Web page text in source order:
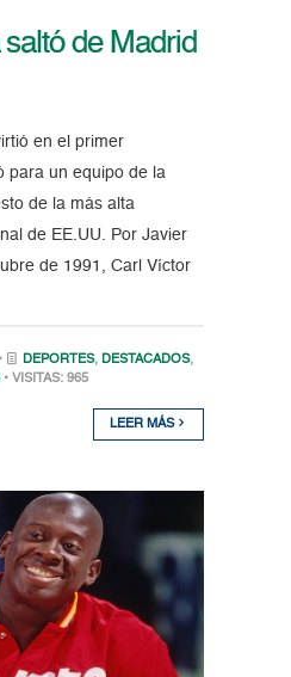
de Madrid
en el primer
para un equipo de la
de la más alta
de EE.UU. Por Javier
de 1991, Carl Víctor
DEPORTES, DESTACADOS,
• VISITAS: 965
LEER MÁS